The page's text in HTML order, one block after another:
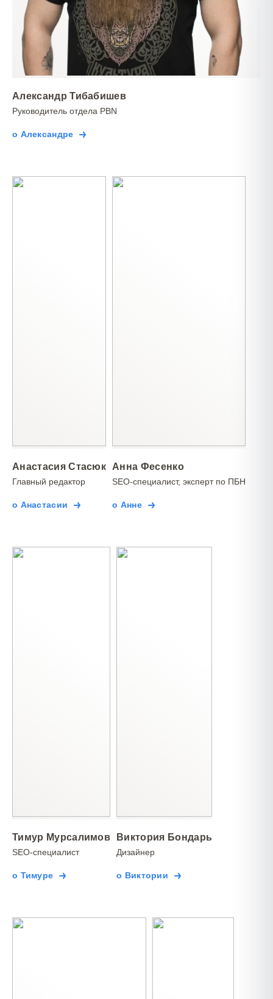
Александр Тибабишев
Руководитель отдела PBN
о Александре
Анастасия Стасюк
Главный редактор
о Анастасии
Анна Фесенко
SEO-специалист, эксперт по ПБН
о Анне
Тимур Мурсалимов
SEO-специалист
о Тимуре
Виктория Бондарь
Дизайнер
о Виктории